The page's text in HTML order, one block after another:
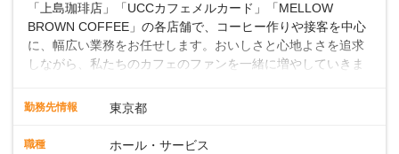
万円＋賞与(年3回)・店長職：年収410万円／
「上島珈琲店」「UCCカフェメルカード」「MELLOW
BROWN COFFEE」の各店舗で、コーヒー作りや接客を中心
に、幅広い業務をお任せします。おいしさと心地よさを追求
しながら、私たちのカフェのファンを一緒に増やしていきま
クの作成お客様のご案内、レジ対応軽食メニューの調理店内
ート体制充実コーヒーの知識から接客マナーまで、先輩スタ
勤務先情報 東京都
職種 ホール・サービス